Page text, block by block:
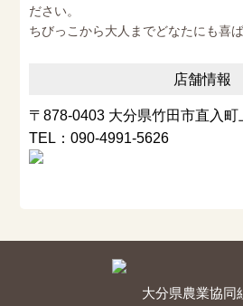
ださい。
ちびっこから大人までどなたにも喜
店舗情報
〒878-0403 大分県竹田市直入
TEL：090-4991-5626
大分県農業協同